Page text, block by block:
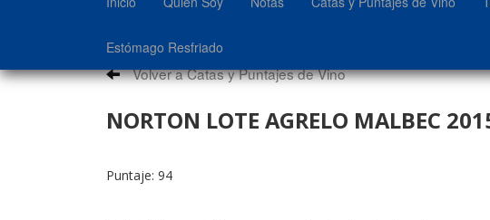
Estómago Resfriado
Volver a Catas y Puntajes de Vino
NORTON LOTE AGRELO MALBEC
Puntaje: 94